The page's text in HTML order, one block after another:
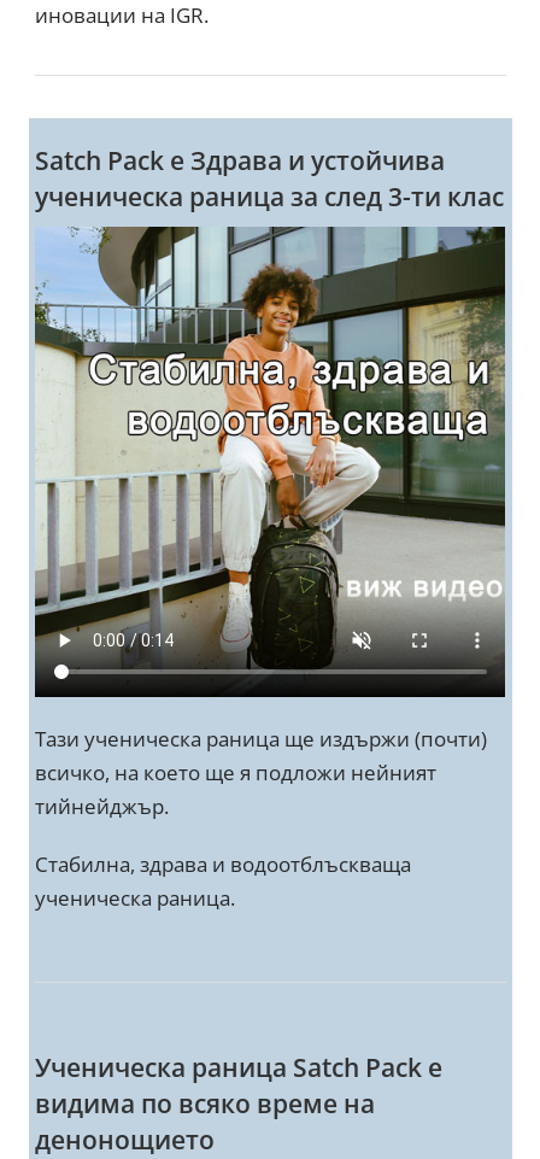
иновации на IGR.
Satch Pack e Здрава и устойчива
ученическа раница за след 3-ти клас
Тази ученическа раница ще издържи (почти)
всичко, на което ще я подложи нейният
тийнейджър.
Стабилна, здрава и водоотблъскваща
ученическа раница.
Ученическа раница Satch Pack е
видима по всяко време на
денонощието